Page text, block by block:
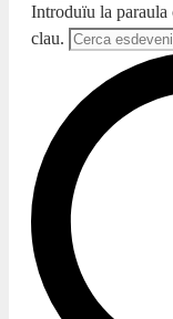
Introduïu la paraula
clau.